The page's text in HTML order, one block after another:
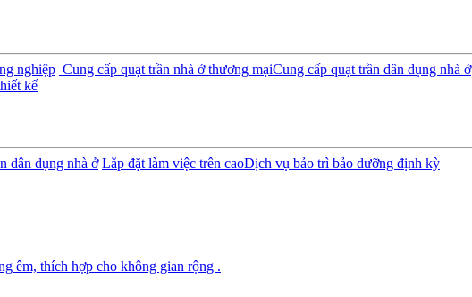
nghiệp Cung cấp quạt trần nhà ở thương mạiCung cấp quạt trần dân dụng nhà ở
kế
dân dụng nhà ở Lắp đặt làm việc trên caoDịch vụ bảo trì bảo dưỡng định kỳ
êm, thích hợp cho không gian rộng .